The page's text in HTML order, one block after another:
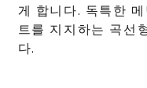
게 합니다. 독특한
트를 지지하는 곡선
다.